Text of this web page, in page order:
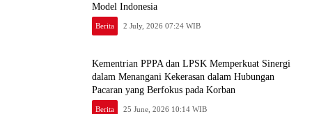
Model Indonesia
Berita 2 July, 2026 07:24 WIB
Kementrian PPPA dan LPSK Memperkuat Sinergi
dalam Menangani Kekerasan dalam Hubungan
Pacaran yang Berfokus pada Korban
Berita 25 June, 2026 10:14 WIB